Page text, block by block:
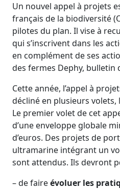
Un nouvel appel à projets
français de la biodiversité
pilotes du plan. Il vise à
qui s’inscrivent dans les
en complément de ses
des fermes Dephy, bulletin
Cette année, l’appel à
décliné en plusieurs volets,
Le premier volet de cet
d’une enveloppe globale
d’euros. Des projets de
ultramarine intégrant un
sont attendus. Ils devront
– de faireévoluer les